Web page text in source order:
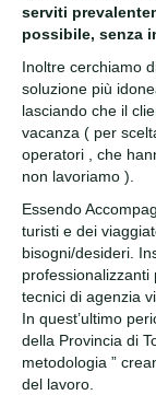
serviti
possibile, senza
Inoltre cerchiamo
soluzione più
lasciando che il
vacanza ( per
operatori , che
non lavoriamo ).
Essendo
turisti e dei
bisogni/desideri.
tecnici di agenzia
In quest’ultimo
della Provincia di
metodologia ”
del lavoro.